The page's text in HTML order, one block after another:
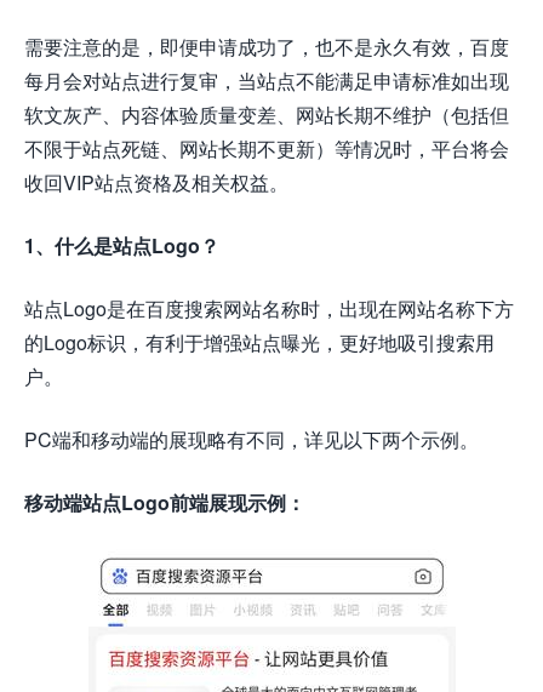
需要注意的是，即便申请成功了，也不是永久有效，百度
每月会对站点进行复审，当站点不能满足申请标准如出现
软文灰产、内容体验质量变差、网站长期不维护（包括但
不限于站点死链、网站长期不更新）等情况时，平台将会
收回VIP站点资格及相关权益。
1、什么是站点Logo？
站点Logo是在百度搜索网站名称时，出现在网站名称下方
的Logo标识，有利于增强站点曝光，更好地吸引搜索用
户。
PC端和移动端的展现略有不同，详见以下两个示例。
移动端站点Logo前端展现示例：